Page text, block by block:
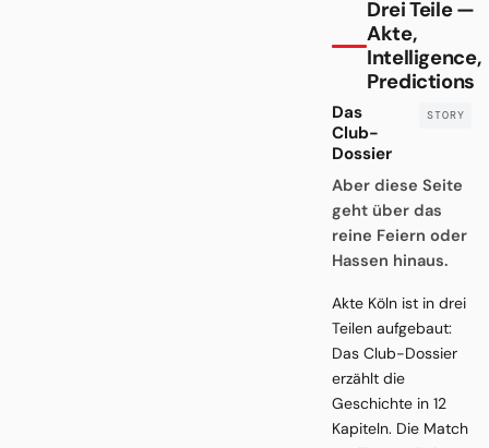
Drei Teile —
Akte,
Intelligence,
Predictions
Das
Club-
Dossier
Aber diese Seite
geht über das
reine Feiern oder
Hassen hinaus.
Akte Köln ist in drei
Teilen aufgebaut:
Das Club-Dossier
erzählt die
Geschichte in 12
Kapiteln. Die Match